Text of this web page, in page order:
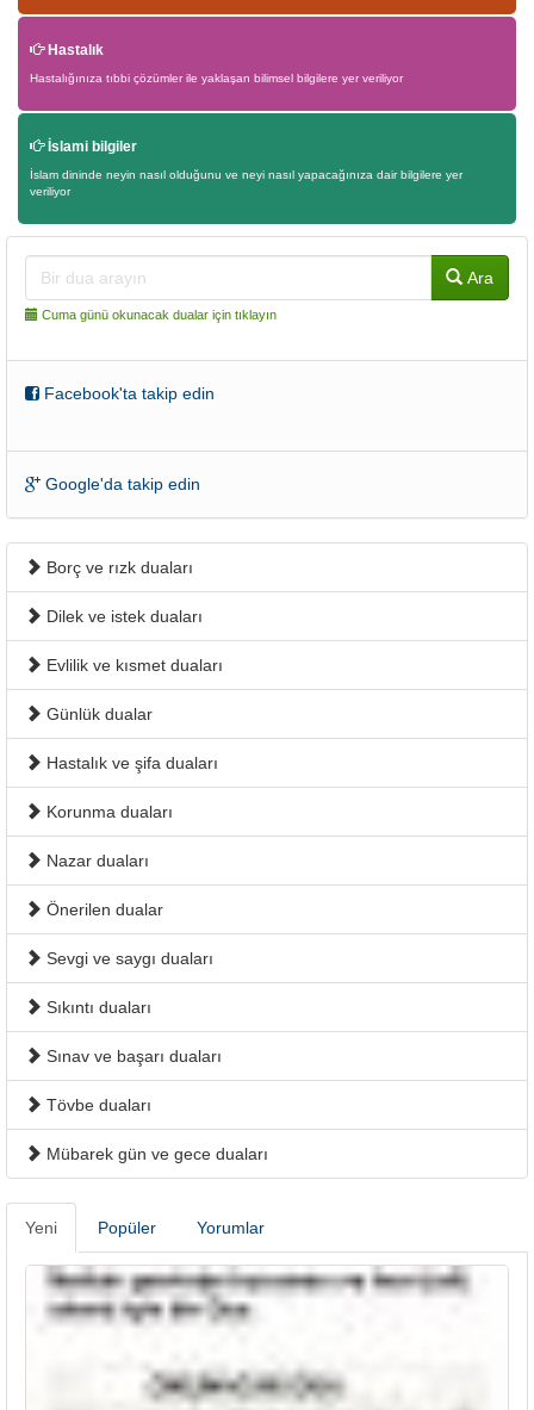
Hastalık
Hastalığınıza tıbbi çözümler ile yaklaşan bilimsel bilgilere yer veriliyor
İslami bilgiler
İslam dininde neyin nasıl olduğunu ve neyi nasıl yapacağınıza dair bilgilere yer
veriliyor
Ara
Cuma günü okunacak dualar için tıklayın
Facebook'ta takip edin
Google'da takip edin
Borç ve rızk duaları
Dilek ve istek duaları
Evlilik ve kısmet duaları
Günlük dualar
Hastalık ve şifa duaları
Korunma duaları
Nazar duaları
Önerilen dualar
Sevgi ve saygı duaları
Sıkıntı duaları
Sınav ve başarı duaları
Tövbe duaları
Mübarek gün ve gece duaları
Yeni Popüler Yorumlar